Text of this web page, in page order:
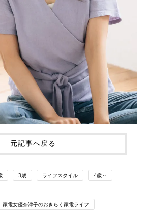
元記事へ戻る
3歳 ライフスタイル 4歳～
家電女優奈津子のおきらく家電ライフ